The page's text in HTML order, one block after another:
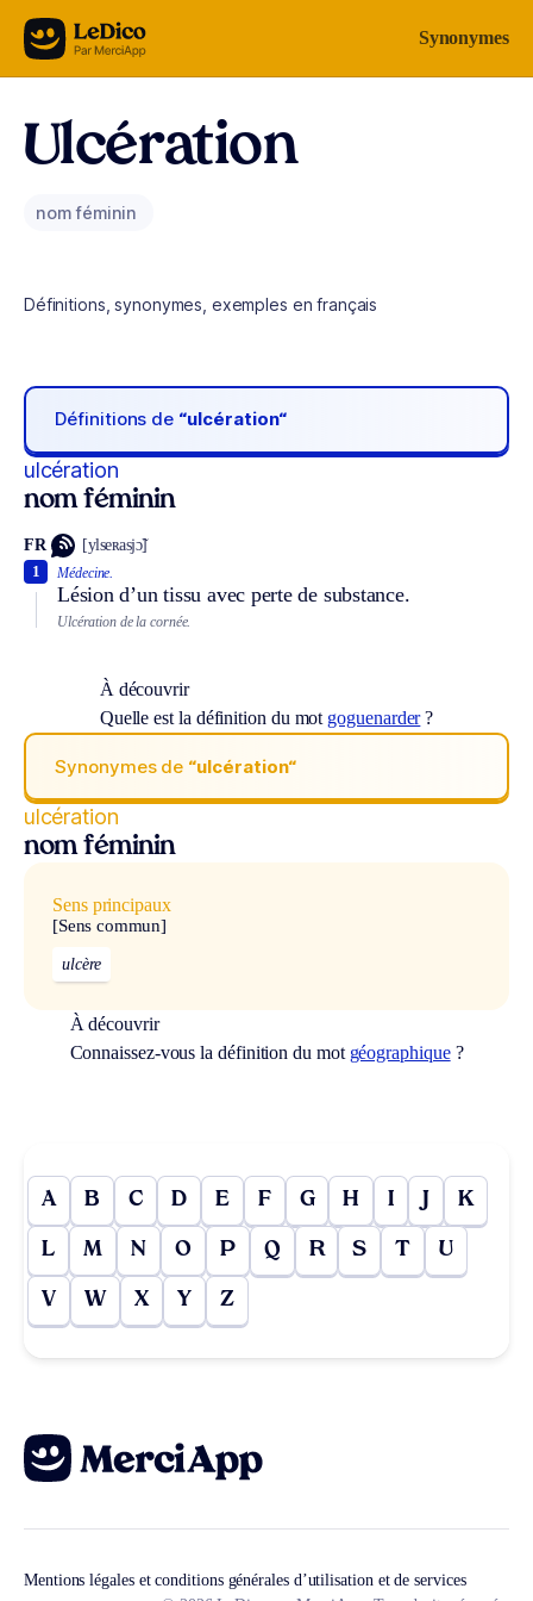
Aller au contenu Synonymes
Ulcération
nom féminin
Définitions, synonymes, exemples en français
Définitions de “ulcération“
ulcération
nom féminin
FR [ylseʀasjɔ̃]
Médecine.
Lésion d’un tissu avec perte de substance.
1
Ulcération de la cornée.
À découvrir
Quelle est la définition du mot goguenarder?
Synonymes de “ulcération“
ulcération
nom féminin
Sens principaux
[Sens commun]
ulcère
À découvrir
Connaissez-vous la définition du mot géographique?
A B C D E F G H I J K
L M N O P Q R S T U
V W X Y Z
Mentions légales et conditions générales d’utilisation et de services